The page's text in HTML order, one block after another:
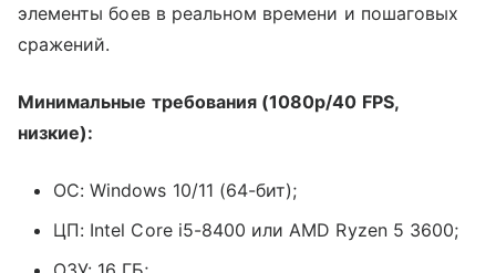
элементы боев в реальном времени и пошаговых
сражений.
Минимальные требования (1080p/40 FPS,
низкие):
ОС: Windows 10/11 (64-бит);
ЦП: Intel Core i5-8400 или AMD Ryzen 5 3600;